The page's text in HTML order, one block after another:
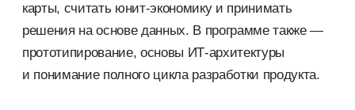
карты, считать юнит-экономику и принимать
решения на основе данных. В программе также —
прототипирование, основы ИТ-архитектуры
и понимание полного цикла разработки продукта.